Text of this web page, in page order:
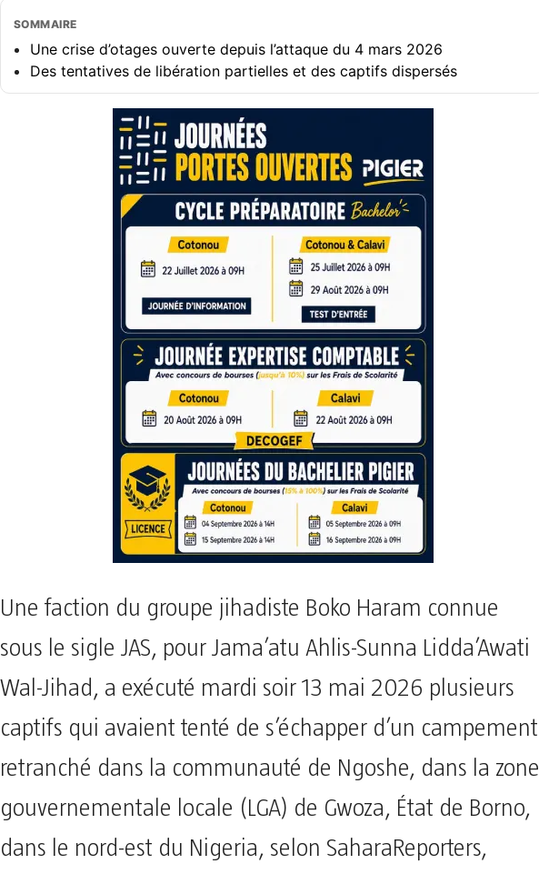
SOMMAIRE
Une crise d’otages ouverte depuis l’attaque du 4 mars 2026
Des tentatives de libération partielles et des captifs dispersés
Une faction du groupe jihadiste Boko Haram connue
sous le sigle JAS, pour Jama’atu Ahlis-Sunna Lidda’Awati
Wal-Jihad, a exécuté mardi soir 13 mai 2026 plusieurs
captifs qui avaient tenté de s’échapper d’un campement
retranché dans la communauté de Ngoshe, dans la zone
gouvernementale locale (LGA) de Gwoza, État de Borno,
dans le nord-est du Nigeria, selon SaharaReporters,